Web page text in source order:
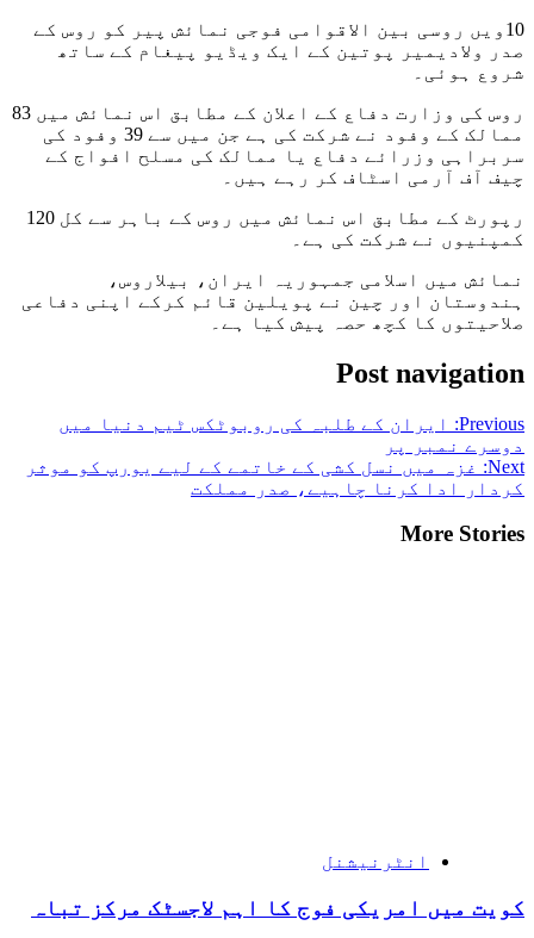
10ویں روسی بین الاقوامی فوجی نمائش پیر کو روس کے
صدر ولادیمیر پوتین کے ایک ویڈیو پیغام کے ساتھ
شروع ہوئی۔
روس کی وزارت دفاع کے اعلان کے مطابق اس نمائش میں 83
ممالک کے وفود نے شرکت کی ہے جن میں سے 39 وفود کی
سربراہی وزرائے دفاع یا ممالک کی مسلح افواج کے
چیف آف آرمی اسٹاف کر رہے ہیں۔
رپورٹ کے مطابق اس نمائش میں روس کے باہر سے کل 120
کمپنیوں نے شرکت کی ہے۔
نمائش میں اسلامی جمہوریہ ایران، بیلاروس،
ہندوستان اور چین نے پویلین قائم کرکے اپنی دفاعی
صلاحیتوں کا کچھ حصہ پیش کیا ہے۔
Post navigation
Previous:
ایران کے طلبہ کی روبوٹکس ٹیم دنیا میں
دوسرے نمبر پر
Next:
غزہ میں نسل کشی کے خاتمے کے لیے یورپ کو موثر
کردار ادا کرنا چاہیے، صدر مملکت
More Stories
انٹرنیشنل
کویت میں امریکی فوج کا اہم لاجسٹک مرکز تباہ